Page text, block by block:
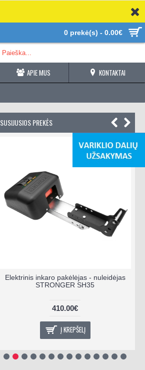
0 prekė(s) - 0.00€
APIE MUS KONTAKTAI
SUSIJUSIOS PREKĖS
Elektrinis inkaro pakėlėjas - nuleidėjas
STRONGER SH35
410.00€
Į KREPŠELĮ